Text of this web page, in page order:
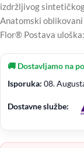
izdržljivog
Anatomski
Flor® Postava
🚚 Dostavljamo na
Isporuka: 08.
Dostavne službe: